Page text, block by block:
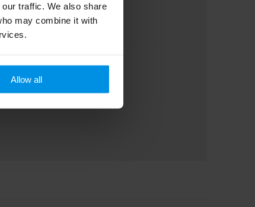
traffic. We also share
may combine it with
Allow all